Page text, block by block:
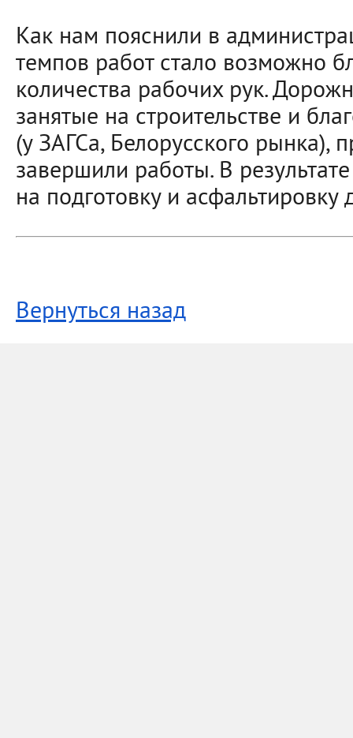
Как нам пояснили в
темпов работ стало возможно
количества рабочих рук.
занятые на строительстве и
(у ЗАГСа, Белорусского рынка),
завершили работы. В
на подготовку и асфальтировку
Вернуться назад